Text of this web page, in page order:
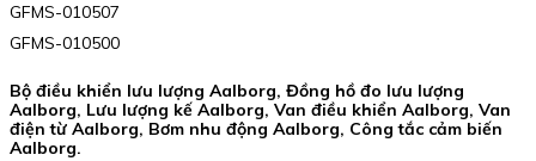
GFMS-010507
GFMS-010500
Bộ điều khiển lưu lượng Aalborg, Đồng hồ đo lưu lượng
Aalborg, Lưu lượng kế Aalborg, Van điều khiển Aalborg, Van
điện từ Aalborg, Bơm nhu động Aalborg, Công tắc cảm biến
Aalborg.